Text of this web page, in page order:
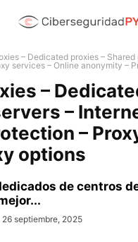
– Dedicated proxies –
services – Online anonymity –
–
–
–
options
de centros
26 septiembre, 2025